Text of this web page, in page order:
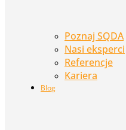
Poznaj SQDA
Nasi eksperci
Referencje
Kariera
Blog